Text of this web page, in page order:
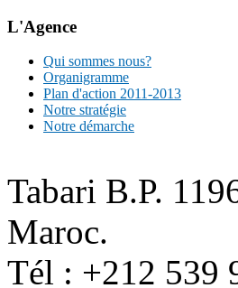
L'Agence
Qui sommes nous?
Organigramme
Plan d'action 2011-2013
Notre stratégie
Notre démarche
Tabari B.P.
Maroc.
Tél : +212 539